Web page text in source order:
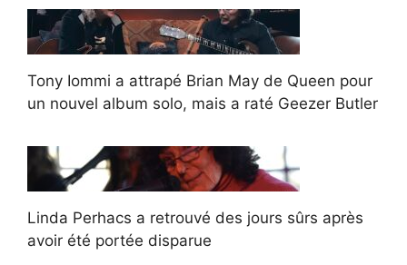
Tony Iommi a attrapé Brian May de Queen pour
un nouvel album solo, mais a raté Geezer Butler
Linda Perhacs a retrouvé des jours sûrs après
avoir été portée disparue